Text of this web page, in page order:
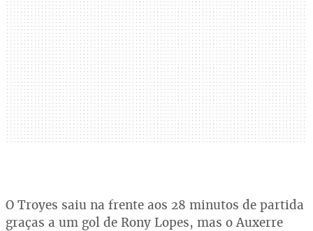
O Troyes saiu na frente aos 28 minutos de partida
graças a um gol de Rony Lopes, mas o Auxerre